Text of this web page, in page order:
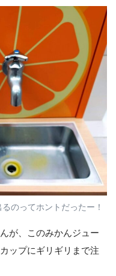
のってホントだったー！
が、このみかんジュー
ップにギリギリまで注